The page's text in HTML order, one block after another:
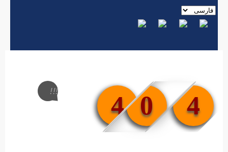
4 0 4
!!!